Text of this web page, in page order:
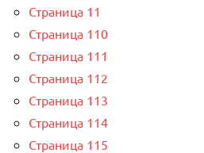
Страница 11
Страница 110
Страница 111
Страница 112
Страница 113
Страница 114
Страница 115